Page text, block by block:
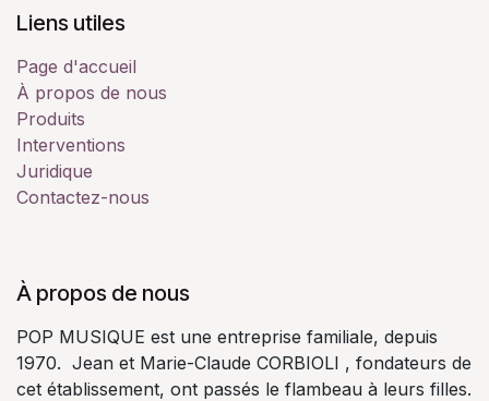
Liens utiles
Page d'accueil
À propos de nous
Produits
Interventions
Juridique
Contactez-nous
À propos de nous
POP MUSIQUE est une entreprise familiale, depuis
1970. Jean et Marie-Claude CORBIOLI , fondateurs de
cet établissement, ont passés le flambeau à leurs filles.